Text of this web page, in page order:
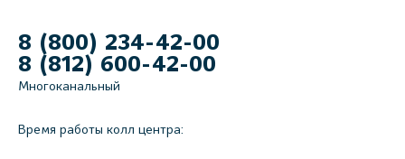
8 (800) 234-42-00
8 (812) 600-42-00
Многоканальный
Время работы колл центра: